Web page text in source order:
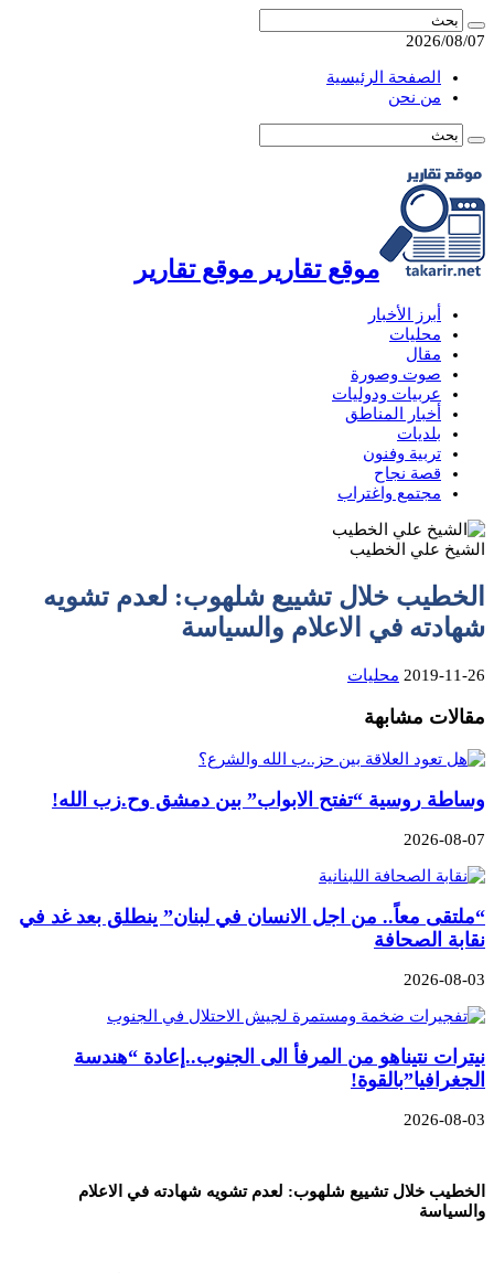
2026/08/07
الصفحة الرئيسية
من نحن
موقع تقارير موقع تقارير
أبرز الأخبار
محليات
مقال
صوت وصورة
عربيات ودوليات
أخبار المناطق
بلديات
تربية وفنون
قصة نجاح
مجتمع واغتراب
الشيخ علي الخطيب
الخطيب خلال تشييع شلهوب: لعدم تشويه
شهادته في الاعلام والسياسة
2019-11-26 محليات
مقالات مشابهة
وساطة روسية “تفتح الابواب” بين دمشق وح.زب الله!
2026-08-07
“ملتقى معاً.. من اجل الانسان في لبنان” ينطلق بعد غد في
نقابة الصحافة
2026-08-03
نيترات نتيناهو من المرفأ الى الجنوب..إعادة “هندسة
الجغرافيا”بالقوة!
2026-08-03
الخطيب خلال تشييع شلهوب: لعدم تشويه شهادته في الاعلام
والسياسة